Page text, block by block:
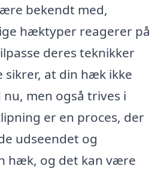
bekendt med,
hæktyper reagerer på
deres teknikker
sikrer, at din hæk ikke
men også trives i
er en proces, der
udseendet og
hæk, og det kan være